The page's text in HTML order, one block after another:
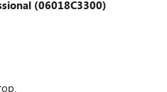
(06018C3300)